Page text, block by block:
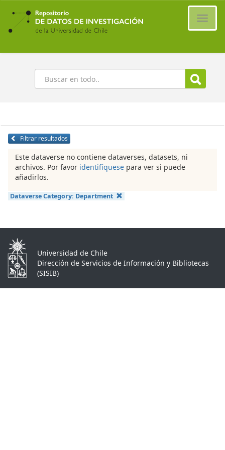
Ir
contenido
principal
Buscar
Filtrar resultados
Este dataverse no contiene dataverses, datasets, ni
archivos. Por favor identifíquese para ver si puede
añadirlos.
Dataverse Category: Department
Universidad de Chile
Dirección de Servicios de Información y Bibliotecas
(SISIB)